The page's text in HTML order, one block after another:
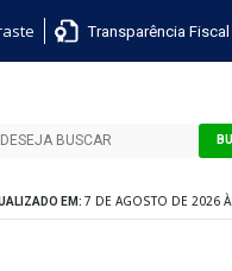
Transparência Fiscal
EM: 7 DE AGOSTO DE 2026